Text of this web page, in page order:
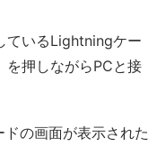
ているLightningケー
を押しながらPCと接
の画面が表示された